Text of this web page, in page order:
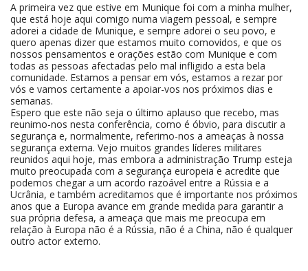
A primeira vez que estive em Munique foi com a minha mulher,
que está hoje aqui comigo numa viagem pessoal, e sempre
adorei a cidade de Munique, e sempre adorei o seu povo, e
quero apenas dizer que estamos muito comovidos, e que os
nossos pensamentos e orações estão com Munique e com
todas as pessoas afectadas pelo mal infligido a esta bela
comunidade. Estamos a pensar em vós, estamos a rezar por
vós e vamos certamente a apoiar-vos nos próximos dias e
semanas.
Espero que este não seja o último aplauso que recebo, mas
reunimo-nos nesta conferência, como é óbvio, para discutir a
segurança e, normalmente, referimo-nos a ameaças à nossa
segurança externa. Vejo muitos grandes líderes militares
reunidos aqui hoje, mas embora a administração Trump esteja
muito preocupada com a segurança europeia e acredite que
podemos chegar a um acordo razoável entre a Rússia e a
Ucrânia, e também acreditamos que é importante nos próximos
anos que a Europa avance em grande medida para garantir a
sua própria defesa, a ameaça que mais me preocupa em
relação à Europa não é a Rússia, não é a China, não é qualquer
outro actor externo.